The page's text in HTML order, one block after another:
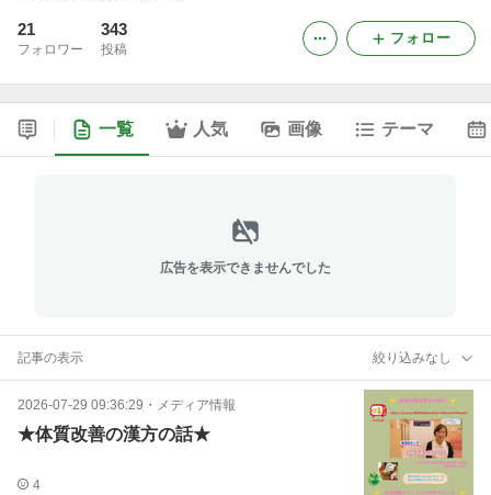
21
フォロワー
343
投稿
フォロー
一覧 人気 画像 テーマ
広告を表示できませんでした
記事の表示 絞り込みなし
2026-07-29 09:36:29 ・ メディア情報
★体質改善の漢方の話★
4